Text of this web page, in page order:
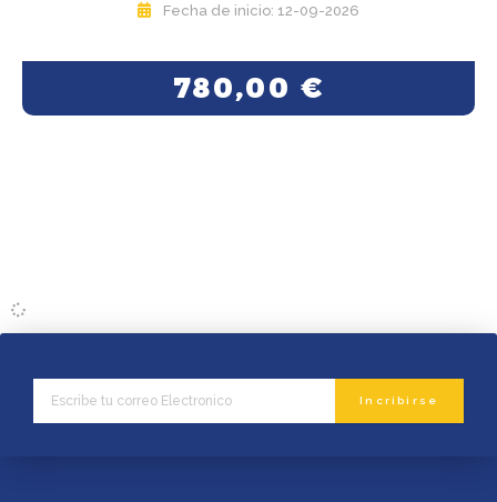
Fecha de inicio: 12-09-2026
780,00€
Incribirse